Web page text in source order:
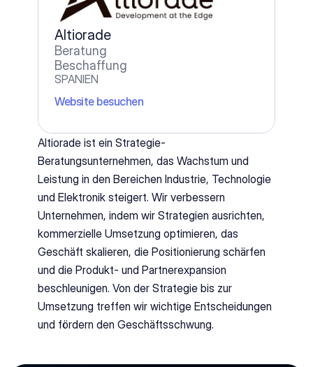
Altiorade
Beratung
Beschaffung
SPANIEN
Website besuchen
Altiorade ist ein Strategie-
Beratungsunternehmen, das Wachstum und
Leistung in den Bereichen Industrie, Technologie
und Elektronik steigert. Wir verbessern
Unternehmen, indem wir Strategien ausrichten,
kommerzielle Umsetzung optimieren, das
Geschäft skalieren, die Positionierung schärfen
und die Produkt- und Partnerexpansion
beschleunigen. Von der Strategie bis zur
Umsetzung treffen wir wichtige Entscheidungen
und fördern den Geschäftsschwung.